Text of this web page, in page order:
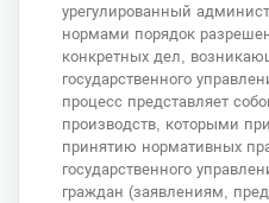
урегулированный
нормами порядок
конкретных дел,
государственного
процесс представляет
производств, которыми
принятию нормативных
государственного
граждан (заявлениям,